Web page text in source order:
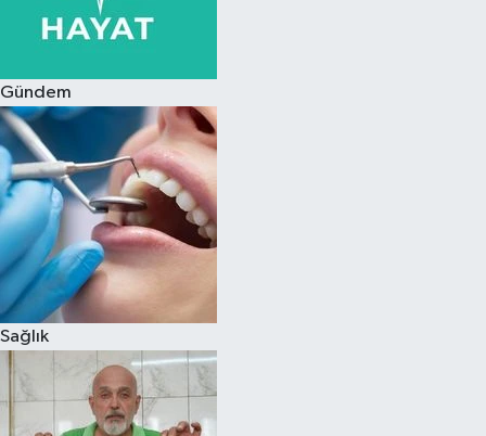
Gündem
Sağlık
Spor
Burç Yorumları
Çocuk
Eğitim
Hava Durumu
Kadın
Kim kimdir?
Kültür Sanat